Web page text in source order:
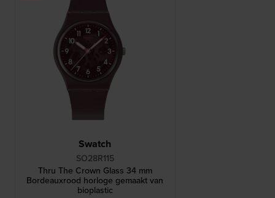
Swatch
SO28R115
Thru The Crown Glass 34 mm
Bordeauxrood horloge gemaakt van
bioplastic